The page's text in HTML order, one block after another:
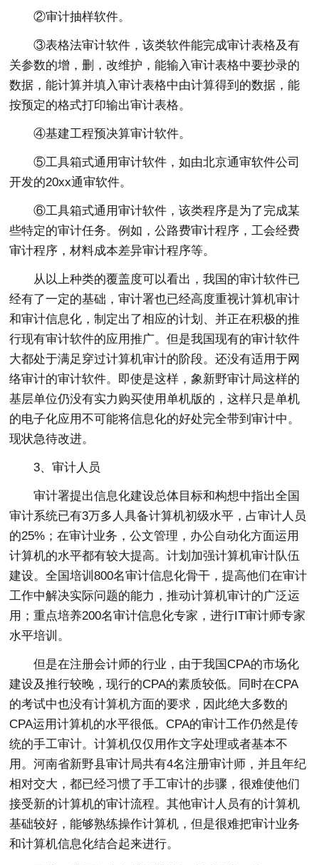
②审计抽样软件。
③表格法审计软件，该类软件能完成审计表格及有
关参数的增，删，改维护，能输入审计表格中要抄录的
数据，能计算并填入审计表格中由计算得到的数据，能
按预定的格式打印输出审计表格。
④基建工程预决算审计软件。
⑤工具箱式通用审计软件，如由北京通审软件公司
开发的20xx通审软件。
⑥工具箱式通用审计软件，该类程序是为了完成某
些特定的审计任务。例如，公路费审计程序，工会经费
审计程序，材料成本差异审计程序等。
从以上种类的覆盖度可以看出，我国的审计软件已
经有了一定的基础，审计署也已经高度重视计算机审计
和审计信息化，制定出了相应的计划、并正在积极的推
行现有审计软件的应用推广。但是我国现有的审计软件
大都处于满足穿过计算机审计的阶段。还没有适用于网
络审计的审计软件。即使是这样，象新野审计局这样的
基层单位仍没有实力购买使用单机版的，这样只是单机
的电子化应用不可能将信息化的好处完全带到审计中。
现状急待改进。
3、审计人员
审计署提出信息化建设总体目标和构想中指出全国
审计系统已有3万多人具备计算机初级水平，占审计人员
的25%；在审计业务，公文管理，办公自动化方面运用
计算机的水平都有较大提高。计划加强计算机审计队伍
建设。全国培训800名审计信息化骨干，提高他们在审计
工作中解决实际问题的能力，推动计算机审计的广泛运
用；重点培养200名审计信息化专家，进行IT审计师专家
水平培训。
但是在注册会计师的行业，由于我国CPA的市场化
建设及推行较晚，现行的CPA的素质较低。同时在CPA
的考试中也没有计算机方面的要求，因此绝大多数的
CPA运用计算机的水平很低。CPA的审计工作仍然是传
统的手工审计。计算机仅仅用作文字处理或者基本不
用。河南省新野县审计局共有4名注册审计师，并且年纪
相对交大，都已经习惯了手工审计的步骤，很难使他们
接受新的计算机的审计流程。其他审计人员有的计算机
基础较好，能够熟练操作计算机，但是很难把审计业务
和计算机信息化结合起来进行。